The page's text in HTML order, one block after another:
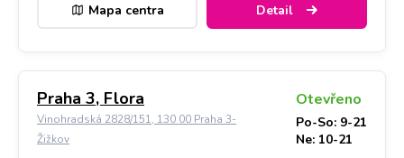
Mapa centra Detail
Praha 3, Flora
Vinohradská 2828/151, 130 00 Praha 3-
Žižkov
Otevřeno
Po-So: 9-21
Ne: 10-21